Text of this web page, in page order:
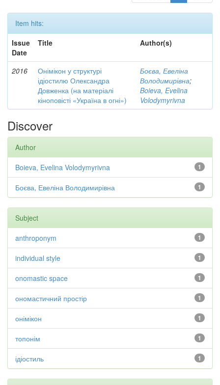
Item hits:
Issue
Date
Title Author(s)
2016
Онімікон у структурі
ідіостилю Олександра
Довженка (на матеріалі
кіноповісті «Україна в огні»)
Боєва, Евеліна
Володимирівна;
Boieva, Evelina
Volodymyrivna
Discover
Author
1
Boieva, Evelina Volodymyrivna
1
Боєва, Евеліна Володимирівна
Subject
1
anthroponym
1
individual style
1
onomastic space
1
ономастичний простір
1
онімікон
1
топонім
1
ідіостиль